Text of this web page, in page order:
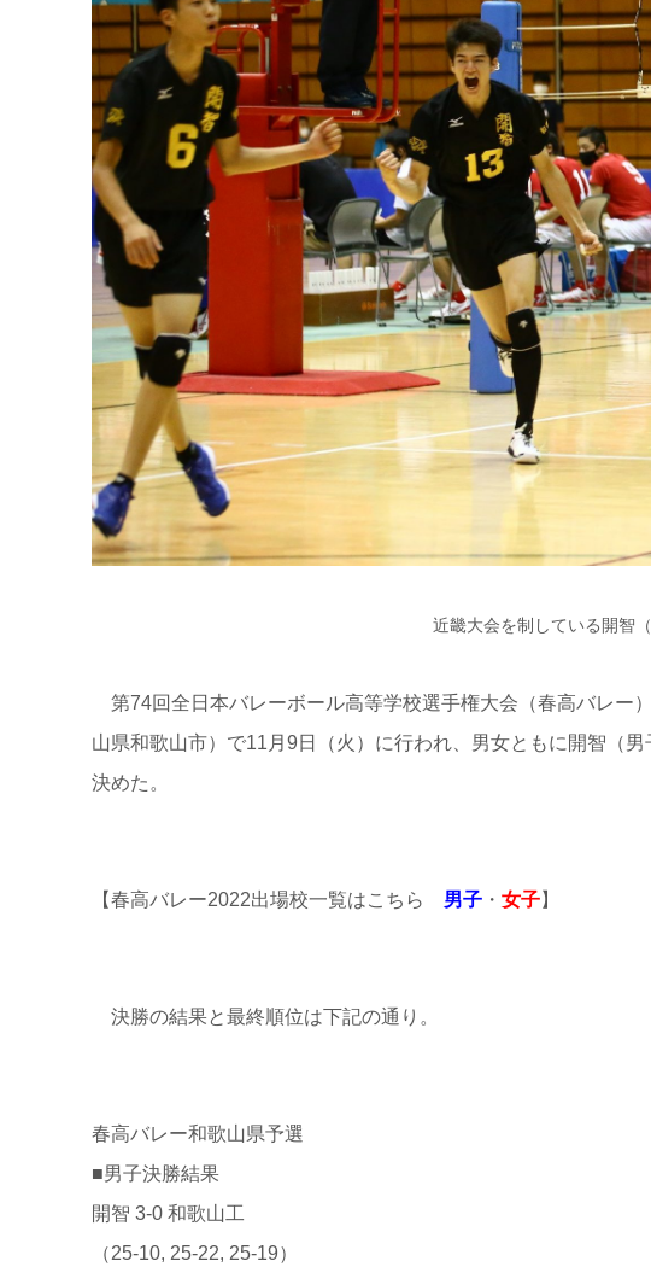
近畿大会を制している開智
第74回全日本バレーボール高等学校選手権大会（春高バレー
山県和歌山市）で11月9日（火）に行われ、男女ともに開智（
決めた。
【春高バレー2022出場校一覧はこちら 男子 ・ 女子】
決勝の結果と最終順位は下記の通り。
春高バレー和歌山県予選
■男子決勝結果
開智 3-0 和歌山工
（25-10, 25-22, 25-19）